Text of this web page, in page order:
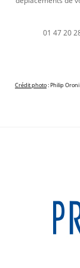
01 47 20
Crédit photo: Philip Oroni